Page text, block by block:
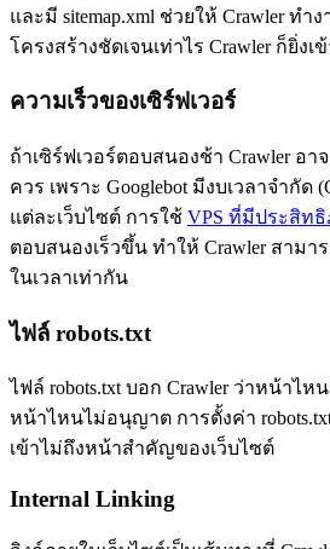
และมี sitemap.xml ช่วยให้ Crawler ทำ
โครงสร้างชัดเจนเท่าไร Crawler ก็ยิ่งเ
ความเร็วของเซิร์ฟเวอร์
ถ้าเซิร์ฟเวอร์ตอบสนองช้า Crawler อา
ควร เพราะ Googlebot มีงบเวลาจำกัด
แต่ละเว็บไซต์ การใช้ VPS ที่มีประสิท
ตอบสนองเร็วขึ้น ทำให้ Crawler สามา
ในเวลาเท่ากัน
ไฟล์ robots.txt
ไฟล์ robots.txt บอก Crawler ว่าหน้าไ
หน้าไหนไม่อนุญาต การตั้งค่า
เข้าไม่ถึงหน้าสำคัญของเว็บไซต์
Internal Linking